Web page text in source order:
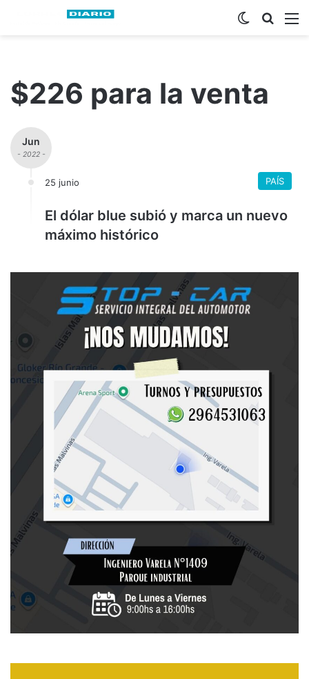
Buscar
Switch skin
$226 para la venta
Jun
- 2022 -
25 junio PAÍS
El dólar blue subió y marca un nuevo
máximo histórico